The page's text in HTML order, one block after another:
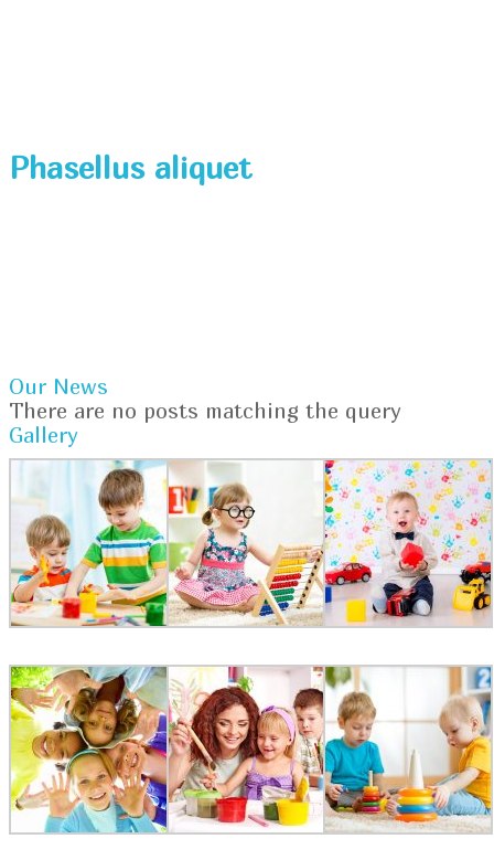
Phasellus aliquet
Our News
There are no posts matching the query
Gallery